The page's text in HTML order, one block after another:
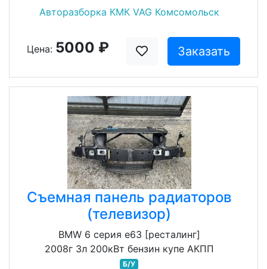
Авторазборка КМК VAG Комсомольск
Цена: 5000 ₽ Заказать
Съемная панель радиаторов
(телевизор)
BMW 6 серия e63 [ресталинг]
2008г 3л 200кВт бензин купе АКПП
Б/У